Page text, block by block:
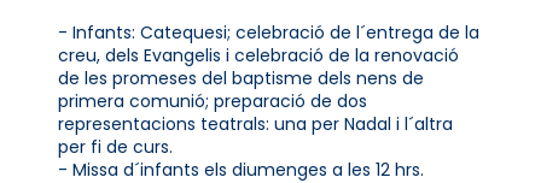
- Infants: Catequesi; celebració de l´entrega de la
creu, dels Evangelis i celebració de la renovació
de les promeses del baptisme dels nens de
primera comunió; preparació de dos
representacions teatrals: una per Nadal i l´altra
per fi de curs.
- Missa d´infants els diumenges a les 12 hrs.